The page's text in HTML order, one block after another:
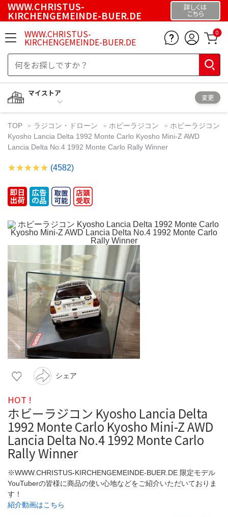
WWW.CHRISTUS-
KIRCHENGEMEINDE-BUER.DE
詳しくは
こちら
WWW.CHRISTUS-
KIRCHENGEMEINDE-BUER.DE
0
マイストア
変更
TOP ラジコン・ドローン ホビーラジコン
ホビーラジコン
Kyosho Lancia Delta 1992 Monte Carlo Kyosho Mini-Z AWD
Lancia Delta No.4 1992 Monte Carlo Rally Winner
(4582)
シェア
HOT !
ホビーラジコン Kyosho Lancia Delta
1992 Monte Carlo Kyosho Mini-Z AWD
Lancia Delta No.4 1992 Monte Carlo
Rally Winner
※WWW.CHRISTUS-KIRCHENGEMEINDE-BUER.DE 限定モデル
YouTuberの皆様に商品の使い心地などをご紹介いただいておりま
す！
紹介動画はこちら